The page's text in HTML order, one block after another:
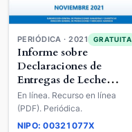
PERIÓDICA · 2021 GRATUITA
Informe sobre
Declaraciones de
Entregas de Leche
Cruda a los Primeros
Compradores : Ovino y
Caprino de Leche
En línea. Recurso en línea
(PDF). Periódica.
NIPO: 00321077X